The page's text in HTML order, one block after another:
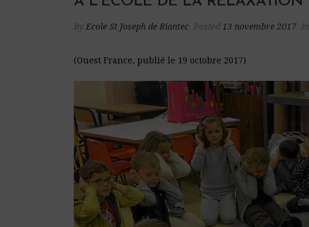
By Ecole St Joseph de Riantec Posted 13 novembre 2017 In
(Ouest France, publié le 19 octobre 2017)